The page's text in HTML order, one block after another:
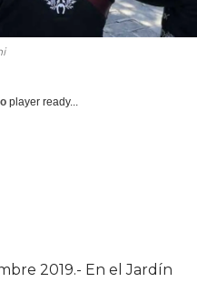
player ready...
2019.- En el Jardín